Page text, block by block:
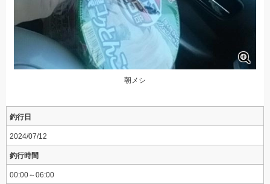
朝メシ
釣行日
2024/07/12
釣行時間
00:00～06:00